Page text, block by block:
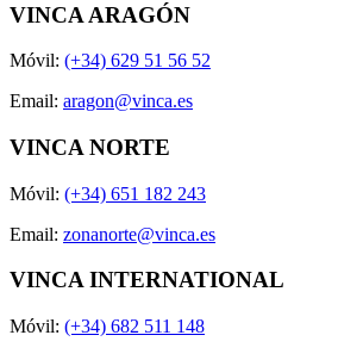
VINCA ARAGÓN
Móvil: (+34) 629 51 56 52
Email: aragon@vinca.es
VINCA NORTE
Móvil: (+34) 651 182 243
Email: zonanorte@vinca.es
VINCA INTERNATIONAL
Móvil: (+34) 682 511 148